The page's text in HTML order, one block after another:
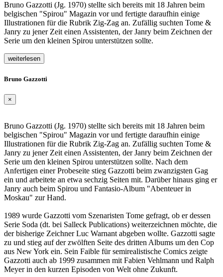
Bruno Gazzotti (Jg. 1970) stellte sich bereits mit 18 Jahren beim
belgischen "Spirou" Magazin vor und fertigte daraufhin einige
Illustrationen für die Rubrik Zig-Zag an. Zufällig suchten Tome &
Janry zu jener Zeit einen Assistenten, der Janry beim Zeichnen der
Serie um den kleinen Spirou unterstützen sollte.
weiterlesen
Bruno Gazzotti
×
Bruno Gazzotti (Jg. 1970) stellte sich bereits mit 18 Jahren beim
belgischen "Spirou" Magazin vor und fertigte daraufhin einige
Illustrationen für die Rubrik Zig-Zag an. Zufällig suchten Tome &
Janry zu jener Zeit einen Assistenten, der Janry beim Zeichnen der
Serie um den kleinen Spirou unterstützen sollte. Nach dem
Anfertigen einer Probeseite stieg Gazzotti beim zwanzigsten Gag
ein und arbeitete an etwa sechzig Seiten mit. Darüber hinaus ging er
Janry auch beim Spirou und Fantasio-Album "Abenteuer in
Moskau" zur Hand.
1989 wurde Gazzotti vom Szenaristen Tome gefragt, ob er dessen
Serie Soda (dt. bei Salleck Publications) weiterzeichnen möchte, die
der bisherige Zeichner Luc Warnant abgeben wollte. Gazzotti sagte
zu und stieg auf der zwölften Seite des dritten Albums um den Cop
aus New York ein. Sein Faible für semirealistische Comics zeigte
Gazzotti auch ab 1999 zusammen mit Fabien Vehlmann und Ralph
Meyer in den kurzen Episoden von Welt ohne Zukunft.